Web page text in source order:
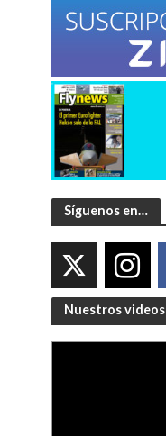
Síguenos en…
Nuestros videos